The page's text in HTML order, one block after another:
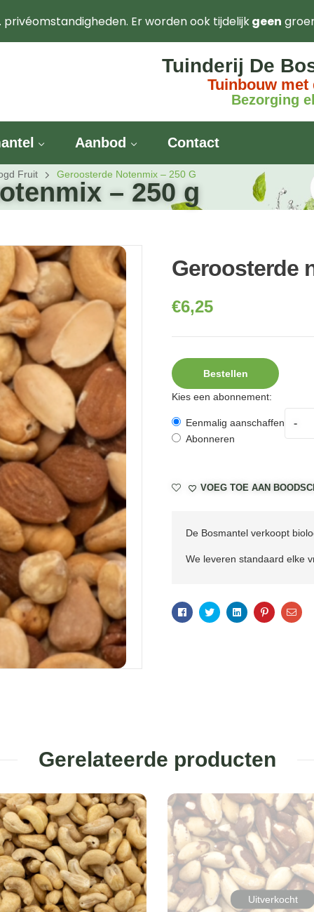
Tuinderij De
Tuinbouw met
Bezorging
Aanbod Contact
Fruit Geroosterde Notenmix – 250 G
– 250 g
Geroosterde
€6,25
Bestellen
Kies een abonnement:
Eenmalig aanschaffen
Abonneren
-
VOEG TOE AAN
De Bosmantel verkoopt
We leveren standaard elke
Facebook
TwitterLinkedinPinterest
Gerelateerde producten
Uitverkocht
privéomstandigheden. Er worden ook tijdelijkgeen